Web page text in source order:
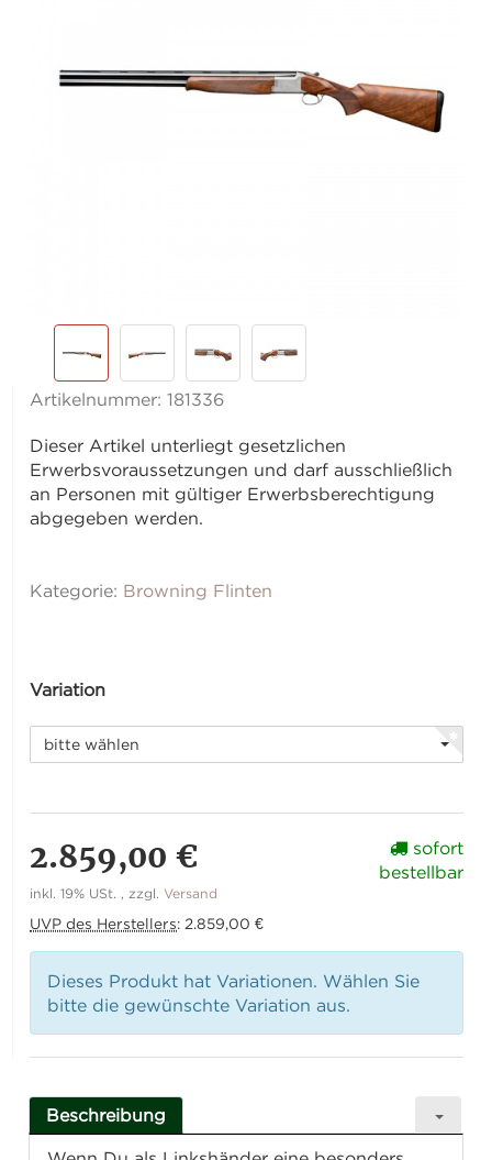
Artikelnummer:181336
Dieser Artikel unterliegt gesetzlichen
Erwerbsvoraussetzungen und darf ausschließlich
an Personen mit gültiger Erwerbsberechtigung
abgegeben werden.
Kategorie: Browning Flinten
Variation
bitte wählen
2.859,00 €
inkl. 19% USt. , zzgl.Versand
UVP des Herstellers: 2.859,00 €
sofort
bestellbar
Dieses Produkt hat Variationen. Wählen Sie
bitte die gewünschte Variation aus.
Beschreibung